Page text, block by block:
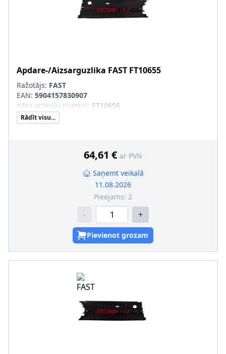
Apdare-/Aizsarguzlika FAST FT10655
Ražotājs: FAST
EAN: 5904157830907
pāra artikulu numuri: FT10656
Rādīt visu...
64,61 € ar PVN
Saņemt veikalā
11.08.2026
Pieejams: 2
- +
Pievienot grozam